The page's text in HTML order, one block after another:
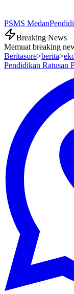
PSMS Medan
Breaking News
Memuat breaking
Beritasore>berita>
Pendidikan Ratusan